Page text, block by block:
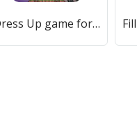
Dress Up game for girls [МОД Много денег] APK Android